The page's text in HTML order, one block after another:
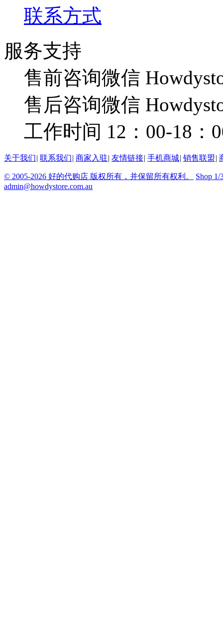
联系方式
服务支持
售前咨询微信
售后咨询微信
工作时间 12：00-18：
关于我们| 联系我们| 商家入驻| 友情链接| 手机商城| 销售联盟|
© 2005-2026 好的代购店 版权所有，并保留所有权利。
Shop 1/
admin@howdystore.com.au